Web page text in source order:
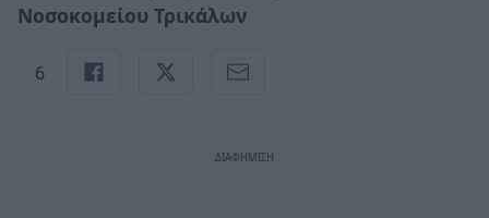
Νοσοκομείου Τρικάλων
6